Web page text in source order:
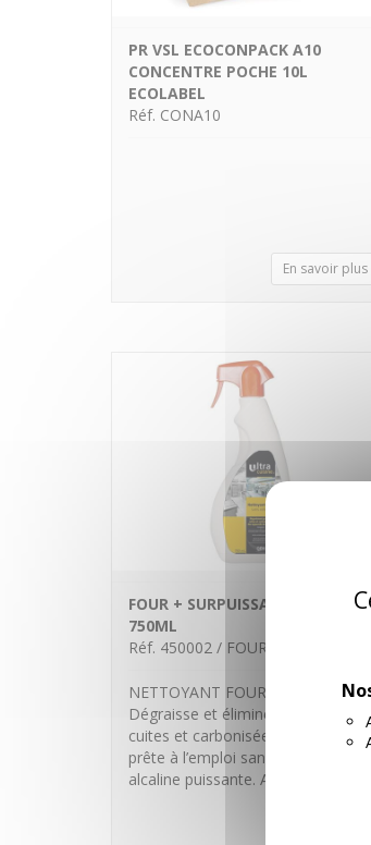
PR VSL ECOCONPACK A10
CONCENTRE POCHE 10L
ECOLABEL
Réf. CONA10
En savoir plus
FOUR + SURPUISSANT VAPO
750ML
Réf. 450002 / FOUR+V
NETTOYANT FOUR SANS ODEUR
Dégraisse et élimine les graisses
cuites et carbonisées. Formule
prête à l’emploi sans odeur. Action
alcaline puissante. Ass…